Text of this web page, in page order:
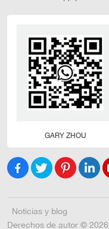
GARY ZHOU
Noticias y blog
Derechos de autor ©